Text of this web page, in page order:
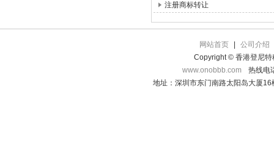
注册商标转让
网站首页
公司介绍
Copyright © 香港登尼特
www.onobbb.com
热线电
地址：深圳市东门南路太阳岛大厦